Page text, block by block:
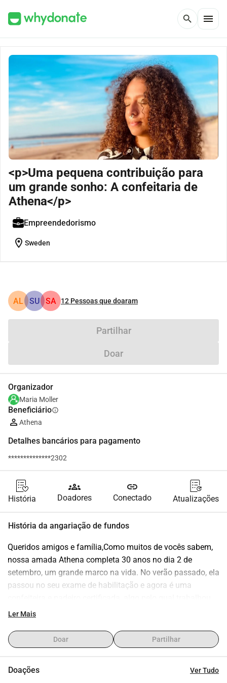
search menu
<p>Uma pequena contribuição para
um grande sonho: A confeitaria de
Athena</p>
Empreendedorismo
location_on Sweden
AL SU SA 12 Pessoas que doaram
Partilhar
Doar
Organizador
Maria Moller
Beneficiárioinfo
Athena
Detalhes bancários para pagamento
**************2302
História
groups
Doadores
link
Conectado Atualizações
História da angariação de fundos
Queridos amigos e família,Como muitos de vocês sabem,
nossa amada Athena completa 30 anos no dia 2 de
setembro, um grande marco na vida. No verão passado, ela
passou no seu exame de habilitação e agora é uma
arduamente e de forma determinada durante muitos anos.
próximo passo e continuará por mais um ano para
aprofundar seus conhecimentos em panificação
confeitaria e café. Para dar a ela um pequeno empurrão na
Ler Mais
Doar Partilhar
Doações Ver Tudo